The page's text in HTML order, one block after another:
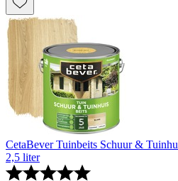
CetaBever Tuinbeits Schuur &
2,5 liter